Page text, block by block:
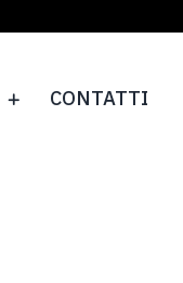
CONTATTI